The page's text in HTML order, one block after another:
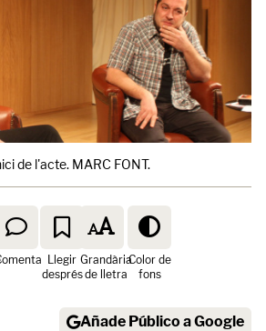
de l'acte. MARC FONT.
Llegir
després
Grandària
de lletra
Color de
fons
Añade Público a Google